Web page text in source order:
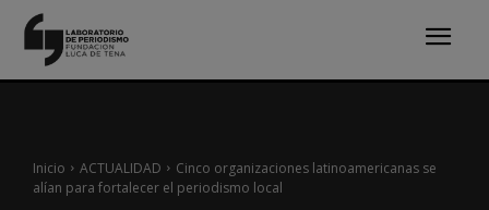
Inicio ACTUALIDAD
Cinco organizaciones latinoamericanas se
alían para fortalecer el periodismo local